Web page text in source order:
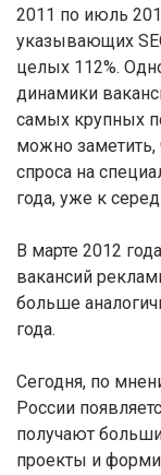
2011 по июль
указывающих
целых 112%.
динамики
самых крупных
можно заметить,
спроса на
года, уже к
В марте 2012
вакансий
больше
года.
Сегодня, по
России
получают
проекты и